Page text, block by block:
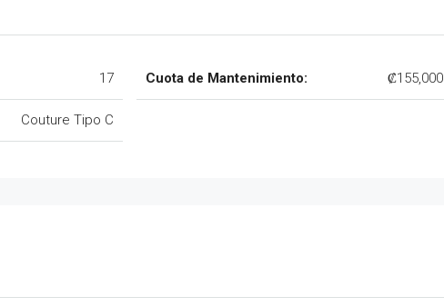
17
Couture Tipo C
Cuota de Mantenimiento: ₡155,000